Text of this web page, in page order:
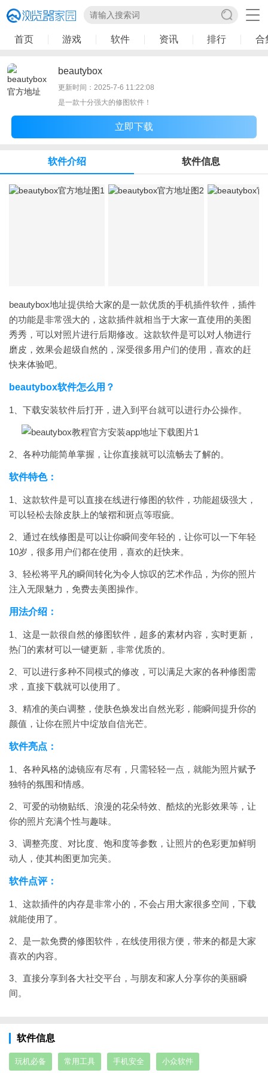
首页 游戏 软件 资讯 排行 合
beautybox
更新时间：2025-7-6 11:22:08
是一款十分强大的修图软件！
立即下载
软件介绍 软件信息
beautybox地址提供给大家的是一款优质的手机插件软件，插件
的功能是非常强大的，这款插件就相当于大家一直使用的美图
秀秀，可以对照片进行后期修改。这款软件是可以对人物进行
磨皮，效果会超级自然的，深受很多用户们的使用，喜欢的赶
快来体验吧。
beautybox软件怎么用？
1、下载安装软件后打开，进入到平台就可以进行办公操作。
2、各种功能简单掌握，让你直接就可以流畅去了解的。
软件特色：
1、这款软件是可以直接在线进行修图的软件，功能超级强大，
可以轻松去除皮肤上的皱褶和斑点等瑕疵。
2、通过在线修图是可以让你瞬间变年轻的，让你可以一下年轻
10岁，很多用户们都在使用，喜欢的赶快来。
3、轻松将平凡的瞬间转化为令人惊叹的艺术作品，为你的照片
注入无限魅力，免费去美图操作。
用法介绍：
1、这是一款很自然的修图软件，超多的素材内容，实时更新，
热门的素材可以一键更新，非常优质的。
2、可以进行多种不同模式的修改，可以满足大家的各种修图需
求，直接下载就可以使用了。
3、精准的美白调整，使肤色焕发出自然光彩，能瞬间提升你的
颜值，让你在照片中绽放自信光芒。
软件亮点：
1、各种风格的滤镜应有尽有，只需轻轻一点，就能为照片赋予
独特的氛围和情感。
2、可爱的动物贴纸、浪漫的花朵特效、酷炫的光影效果等，让
你的照片充满个性与趣味。
3、调整亮度、对比度、饱和度等参数，让照片的色彩更加鲜明
动人，使其构图更加完美。
软件点评：
1、这款插件的内存是非常小的，不会占用大家很多空间，下载
就能使用了。
2、是一款免费的修图软件，在线使用很方便，带来的都是大家
喜欢的内容。
3、直接分享到各大社交平台，与朋友和家人分享你的美丽瞬
间。
软件信息
玩机必备 常用工具 手机安全 小众软件